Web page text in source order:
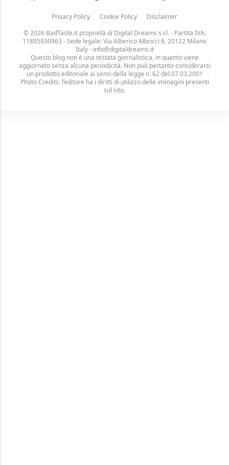
Privacy Policy Cookie Policy
Disclaimer
© 2026 BadTaste.it proprietà di Digital Dreams s.r.l.- Partita IVA:
11885930963 - Sede legale: Via Alberico Albricci 8, 20122 Milano
Italy - info@digitaldreams.it
Questo blog non è una testata giornalistica, in quanto viene
aggiornato senza alcuna periodicità. Non può pertanto considerarsi
un prodotto editoriale ai sensi della legge n. 62 del 07.03.2001
Photo Credits: l’editore ha i diritti di utilizzo delle immagini presenti
sul sito.